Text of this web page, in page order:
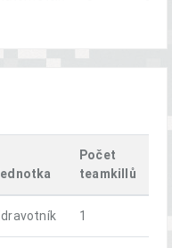
Počet
teamkillů
1